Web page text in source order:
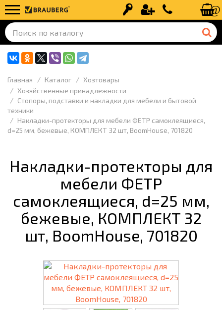
Вход Регистрация+7 (499) 110-
Главная Каталог
Хозтовары
Хозяйственные принадлежности
Стопоры, подставки и накладки для мебели и бытовой
техники
Накладки-протекторы для мебели ФЕТР самоклеящиеся,
d=25 мм, бежевые, КОМПЛЕКТ 32 шт, BoomHouse, 701820
Накладки-протекторы для
мебели ФЕТР
самоклеящиеся, d=25 мм,
бежевые, КОМПЛЕКТ 32
шт, BoomHouse, 701820